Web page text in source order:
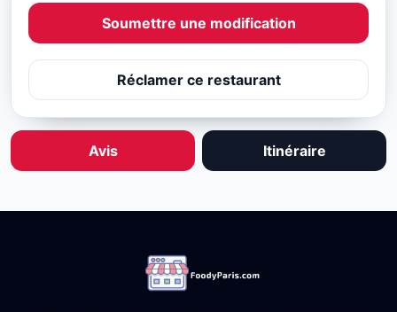
Soumettre une modification
Réclamer ce restaurant
Avis Itinéraire